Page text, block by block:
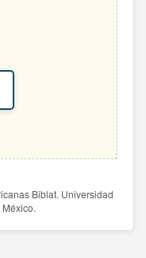
Biblat. Universidad